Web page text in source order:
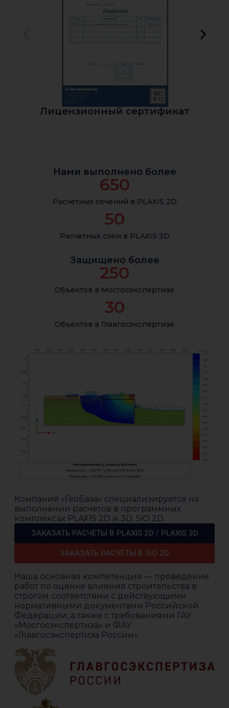
Лицензионный сертификат
Нами выполнено более
Расчетных сечений в PLAXIS 2D
650
Расчетных схем в PLAXIS 3D
50
Защищено более
Объектов в Мосгосэкспертизе
250
Объектов в Главгосэкспертизе
30
Компания «ГеоБаза» специализируется на
выполнении расчетов в программных
комплексах PLAXIS 2D и 3D, SiO 2D.
ЗАКАЗАТЬ РАСЧЕТЫ В PLAXIS 2D / PLAXIS 3D
ЗАКАЗАТЬ РАСЧЕТЫ В SiO 2D
Наша основная компетенция — проведение
работ по оценке влияния строительства в
строгом соответствии с действующими
нормативными документами Российской
Федерации, а также с требованиями ГАУ
«Мосгосэкспертиза» и ФАУ
«Главгосэкспертиза России».